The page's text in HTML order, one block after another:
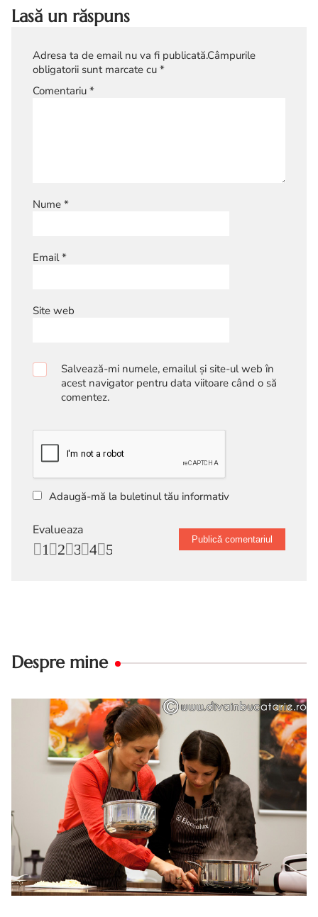
Lasă un răspuns
Adresa ta de email nu va fi publicată.Câmpurile
obligatorii sunt marcate cu *
Comentariu *
Nume *
Email*
Site web
Salvează-mi numele, emailul și site-ul web în
acest navigator pentru data viitoare când o să
comentez.
Adaugă-mă la buletinul tău informativ
Evalueaza
5
4
3
2
1
Despre mine